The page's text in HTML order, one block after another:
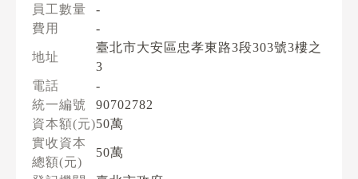
員工數量
-
費用
-
地址
臺北市大安區忠孝東路3段303號3樓之
3
電話
-
統一編號
90702782
資本額(元)50萬
實收資本
總額(元)
50萬